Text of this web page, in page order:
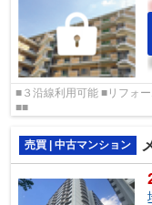
■３沿線利用可能 ■リフォ
■■
売買 | 中古マンション